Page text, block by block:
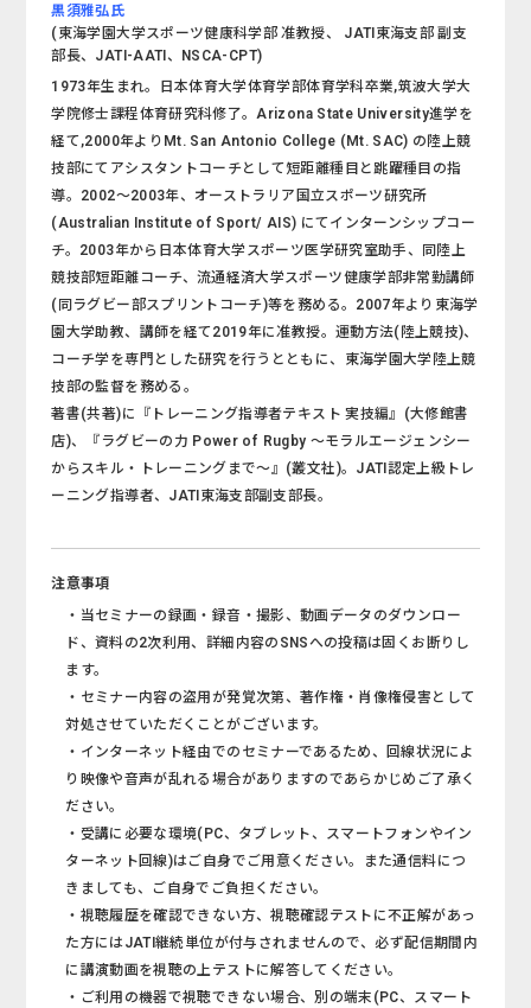
黒須雅弘氏
(東海学園大学スポーツ健康科学部 准教授、 JATI東海支部 副支
部長、JATI-AATI、NSCA-CPT)
1973年生まれ。日本体育大学体育学部体育学科卒業,筑波大学大
学院修士課程体育研究科修了。Arizona State University進学を
経て,2000年よりMt. San Antonio College (Mt. SAC) の陸上競
技部にてアシスタントコーチとして短距離種目と跳躍種目の指
導。2002～2003年、オーストラリア国立スポーツ研究所
(Australian Institute of Sport/ AIS) にてインターンシップコー
チ。2003年から日本体育大学スポーツ医学研究室助手、同陸上
競技部短距離コーチ、流通経済大学スポーツ健康学部非常勤講師
(同ラグビー部スプリントコーチ)等を務める。2007年より東海学
園大学助教、講師を経て2019年に准教授。運動方法(陸上競技)、
コーチ学を専門とした研究を行うとともに、東海学園大学陸上競
技部の監督を務める。
著書(共著)に『トレーニング指導者テキスト 実技編』(大修館書
店)、『ラグビーの力 Power of Rugby ～モラルエージェンシー
からスキル・トレーニングまで～』(叢文社)。JATI認定上級トレ
ーニング指導者、JATI東海支部副支部長。
注意事項
・当セミナーの録画・録音・撮影、動画データのダウンロー
ド、資料の2次利用、詳細内容のSNSへの投稿は固くお断りし
ます。
・セミナー内容の盗用が発覚次第、著作権・肖像権侵害として
対処させていただくことがございます。
・インターネット経由でのセミナーであるため、回線状況によ
り映像や音声が乱れる場合がありますのであらかじめご了承く
ださい。
・受講に必要な環境(PC、タブレット、スマートフォンやイン
ターネット回線)はご自身でご用意ください。また通信料につ
きましても、ご自身でご負担ください。
・視聴履歴を確認できない方、視聴確認テストに不正解があっ
た方にはJATI継続単位が付与されませんので、必ず配信期間内
に講演動画を視聴の上テストに解答してください。
・ご利用の機器で視聴できない場合、別の端末(PC、スマート